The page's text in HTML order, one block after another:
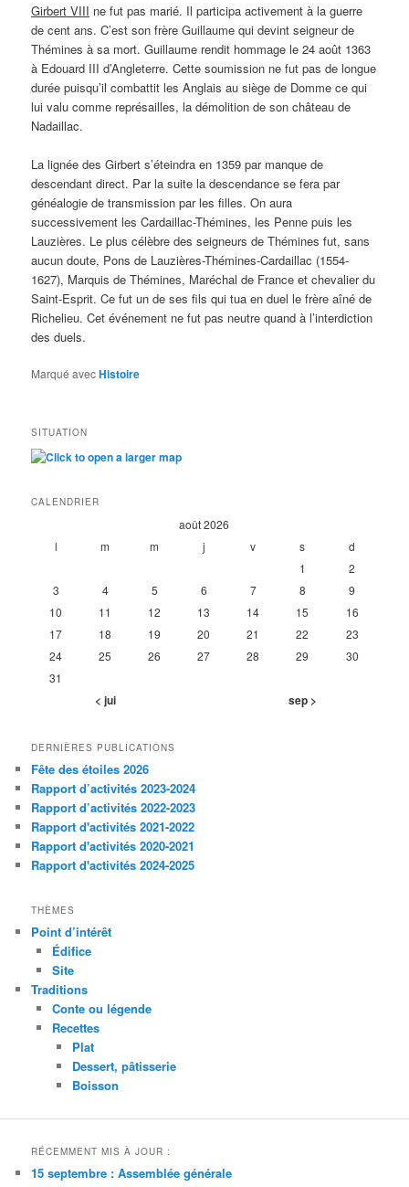
Girbert VIII ne fut pas marié. Il participa activement à la guerre
de cent ans. C’est son frère Guillaume qui devint seigneur de
Thémines à sa mort. Guillaume rendit hommage le 24 août 1363
à Edouard III d’Angleterre. Cette soumission ne fut pas de longue
durée puisqu’il combattit les Anglais au siège de Domme ce qui
lui valu comme représailles, la démolition de son château de
Nadaillac.
La lignée des Girbert s’éteindra en 1359 par manque de
descendant direct. Par la suite la descendance se fera par
généalogie de transmission par les filles. On aura
successivement les Cardaillac-Thémines, les Penne puis les
Lauzières. Le plus célèbre des seigneurs de Thémines fut, sans
aucun doute, Pons de Lauzières-Thémines-Cardaillac (1554-
1627), Marquis de Thémines, Maréchal de France et chevalier du
Saint-Esprit. Ce fut un de ses fils qui tua en duel le frère aîné de
Richelieu. Cet événement ne fut pas neutre quand à l’interdiction
des duels.
Marqué avecHistoire
SITUATION
CALENDRIER
août 2026
l
m m j v s
d
1
2
3
4 5 6 7 8
9
10
11 12 13 14 15
16
17
18 19 20 21 22
23
24
25 26 27 28 29
30
31
< jui sep >
DERNIÈRES PUBLICATIONS
Fête des étoiles 2026
Rapport d’activités 2023-2024
Rapport d’activités 2022-2023
Rapport d'activités 2021-2022
Rapport d'activités 2020-2021
Rapport d'activités 2024-2025
THÈMES
Point d’intérêt
Édifice
Site
Traditions
Conte ou légende
Recettes
Plat
Dessert, pâtisserie
Boisson
RÉCEMMENT MIS À JOUR :
15 septembre : Assemblée générale